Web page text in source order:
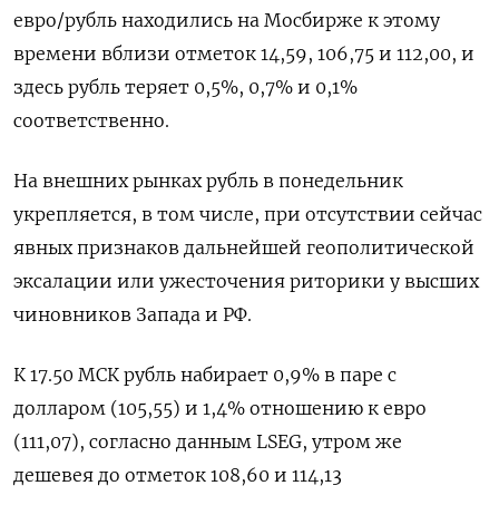
евро/рубль находились на Мосбирже к этому
времени вблизи отметок 14,59, 106,75 и 112,00, и
здесь рубль теряет 0,5%, 0,7% и 0,1%
соответственно.
На внешних рынках рубль в понедельник
укрепляется, в том числе, при отсутствии сейчас
явных признаков дальнейшей геополитической
эксалации или ужесточения риторики у высших
чиновников Запада и РФ.
К 17.50 МСК рубль набирает 0,9% в паре с
долларом (105,55) и 1,4% отношению к евро
(111,07), согласно данным LSEG, утром же
дешевея до отметок 108,60 и 114,13